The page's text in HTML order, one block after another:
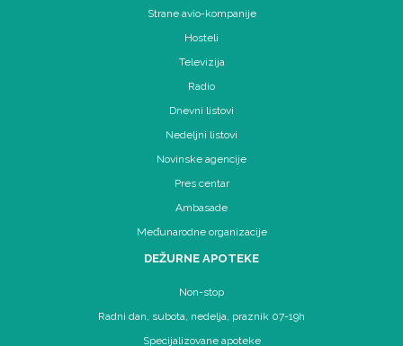
Strane avio-kompanije
Hosteli
Televizija
Radio
Dnevni listovi
Nedeljni listovi
Novinske agencije
Pres centar
Ambasade
Međunarodne organizacije
DEŽURNE APOTEKE
Non-stop
Radni dan, subota, nedelja, praznik 07-19h
Specijalizovane apoteke